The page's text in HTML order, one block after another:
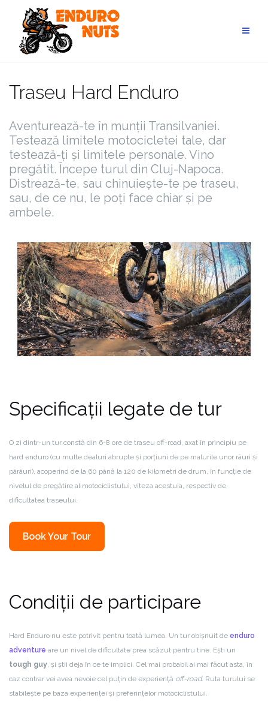
content
Traseu Hard Enduro
Aventurează-te în munții Transilvaniei.
Testează limitele motocicletei tale, dar
testează-ți și limitele personale. Vino
pregătit. Începe turul din Cluj-Napoca.
Distrează-te, sau chinuiește-te pe traseu,
sau, de ce nu, le poți face chiar și pe
ambele.
Specificații legate de tur
O zi dintr-un tur constă din 6-8 ore de traseu off-road, axat în principiu pe
hard enduro (cu multe dealuri abrupte și porțiuni de pe malurile unor râuri și
pârâuri), acoperind de la 60 până la 120 de kilometri de drum, în funcție de
nivelul de pregătire al motociclistului, viteza acestuia, respectiv de
dificultatea traseului.
Book Your Tour
Condiții de participare
Hard Enduro nu este potrivit pentru toată lumea. Un tur obișnuit de enduro
adventure are un nivel de dificultate prea scăzut pentru tine. Ești un
tough guy, și știi deja în ce te implici. Cel mai probabil ai mai făcut asta, în
caz contrar vei avea nevoie cel puțin de experiență off-road. Ruta turului se
stabilește pe baza experienței și preferințelor motociclistului.